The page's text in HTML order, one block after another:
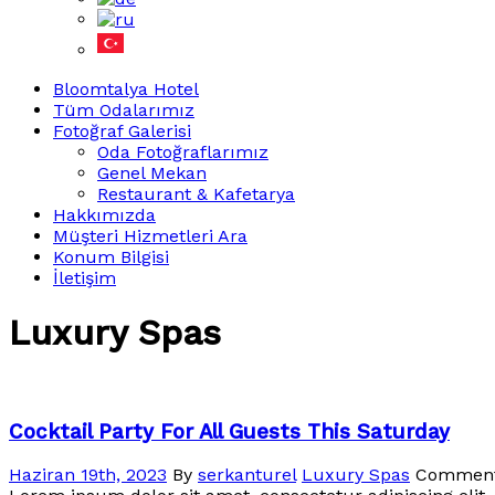
Bloomtalya Hotel
Tüm Odalarımız
Fotoğraf Galerisi
Oda Fotoğraflarımız
Genel Mekan
Restaurant & Kafetarya
Hakkımızda
Müşteri Hizmetleri Ara
Konum Bilgisi
İletişim
Luxury Spas
Cocktail Party For All Guests This Saturday
Haziran 19th, 2023 By serkanturel Luxury Spas